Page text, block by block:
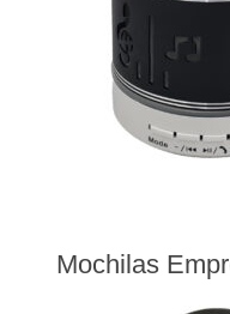
Mochilas